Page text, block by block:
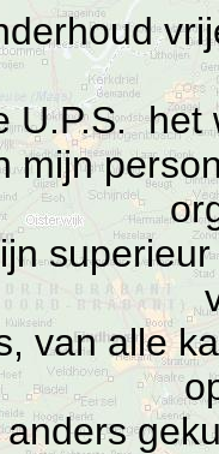
U.P.S. het
mijn
van alle